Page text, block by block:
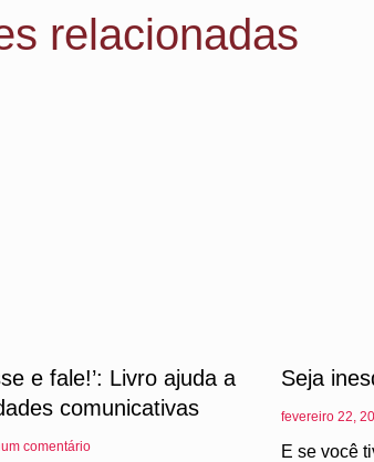
relacionadas
e fale!’: Livro ajuda a
comunicativas
comentário
Seja
fevereiro 22,
E se você